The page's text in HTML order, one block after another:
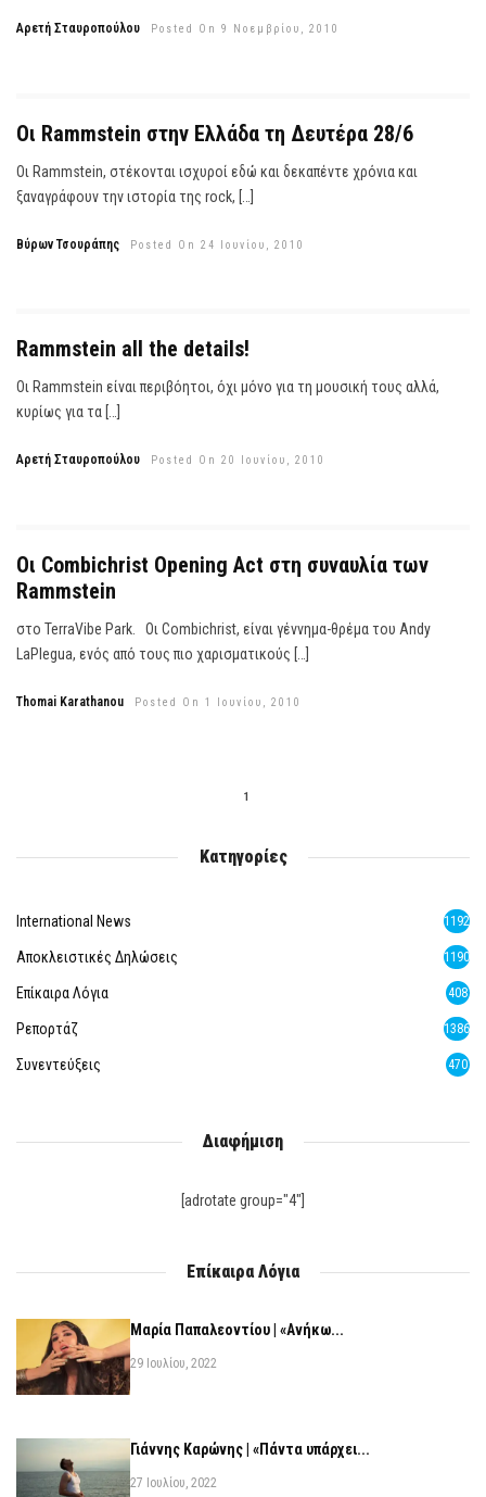
Αρετή Σταυροπούλου Posted On 9 Νοεμβρίου, 2010
Οι Rammstein στην Ελλάδα τη Δευτέρα 28/6
Οι Rammstein, στέκονται ισχυροί εδώ και δεκαπέντε χρόνια και
ξαναγράφουν την ιστορία της rock, […]
Βύρων Τσουράπης Posted On 24 Ιουνίου, 2010
Rammstein all the details!
Οι Rammstein είναι περιβόητοι, όχι μόνο για τη μουσική τους αλλά,
κυρίως για τα […]
Αρετή Σταυροπούλου Posted On 20 Ιουνίου, 2010
Οι Combichrist Opening Act στη συναυλία των
Rammstein
στο TerraVibe Park. Οι Combichrist, είναι γέννημα-θρέμα του Andy
LaPlegua, ενός από τους πιο χαρισματικούς […]
Thomai Karathanou Posted On 1 Ιουνίου, 2010
1
Κατηγορίες
International News 1192
Αποκλειστικές Δηλώσεις 1190
Επίκαιρα Λόγια 408
Ρεπορτάζ 1386
Συνεντεύξεις 470
Διαφήμιση
[adrotate group="4"]
Επίκαιρα Λόγια
Μαρία Παπαλεοντίου | «Ανήκω...
29 Ιουλίου, 2022
Γιάννης Καρώνης | «Πάντα υπάρχει...
27 Ιουλίου, 2022